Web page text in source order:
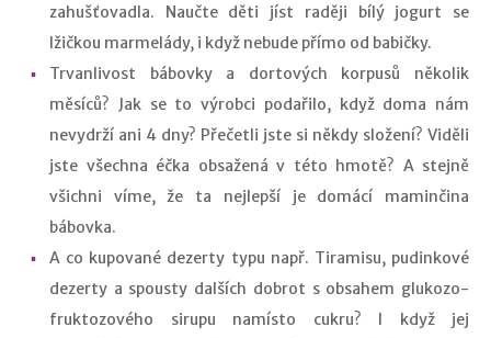
zahušťovadla. Naučte děti jíst raději bílý jogurt se
lžičkou marmelády, i když nebude přímo od babičky.
Trvanlivost bábovky a dortových korpusů několik
měsíců? Jak se to výrobci podařilo, když doma nám
nevydrží ani 4 dny? Přečetli jste si někdy složení? Viděli
jste všechna éčka obsažená v této hmotě? A stejně
všichni víme, že ta nejlepší je domácí maminčina
bábovka.
A co kupované dezerty typu např. Tiramisu, pudinkové
dezerty a spousty dalších dobrot s obsahem glukozo-
fruktozového sirupu namísto cukru? I když jej